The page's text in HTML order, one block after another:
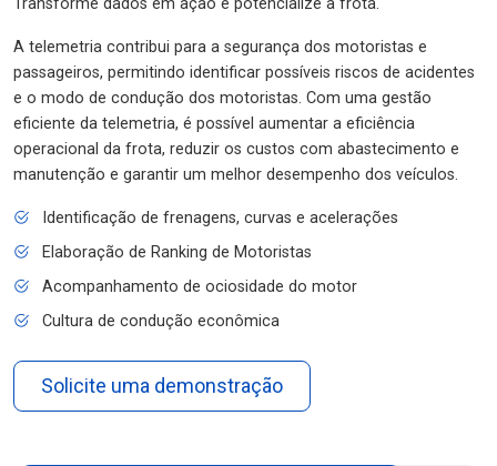
Transforme dados em ação e potencialize a frota.
A telemetria contribui para a segurança dos motoristas e
passageiros, permitindo identificar possíveis riscos de acidentes
e o modo de condução dos motoristas. Com uma gestão
eficiente da telemetria, é possível aumentar a eficiência
operacional da frota, reduzir os custos com abastecimento e
manutenção e garantir um melhor desempenho dos veículos.
Identificação de frenagens, curvas e acelerações
Elaboração de Ranking de Motoristas
Acompanhamento de ociosidade do motor
Cultura de condução econômica
Solicite uma demonstração